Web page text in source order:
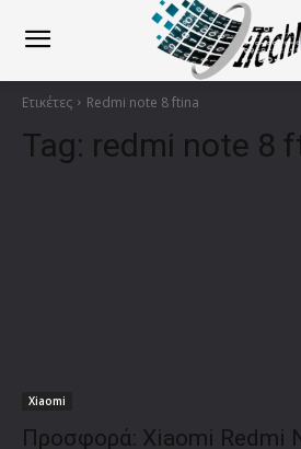
Ετικέτες Redmi note 8 ftina
Tag: redmi note 8
Xiaomi
Προσφορά: Xiaomi Redmi